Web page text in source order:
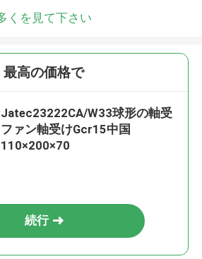
くを見て下さい
最高の価格で
Jatec23222CA/W33球形の軸受
ファン軸受けGcr15中国
110×200×70
続行